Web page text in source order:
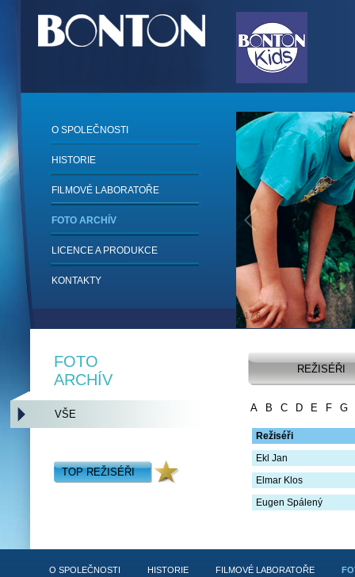
1/6
O SPOLEČNOSTI
HISTORIE
FILMOVÉ LABORATOŘE
FOTO ARCHÍV
LICENCE A PRODUKCE
KONTAKTY
REŽISÉŘI
A B C D E F G
Režiséři
Ekl Jan
Elmar Klos
Eugen Spálený
FOTO
ARCHÍV
VŠE
TOP REŽISÉŘI
O SPOLEČNOSTI HISTORIE FILMOVÉ LABORATOŘE